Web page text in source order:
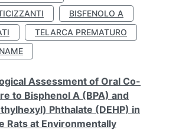
BISFENOLO A
TELARCA PREMATURO
Assessment of Oral Co-
to Bisphenol A (BPA) and
Phthalate (DEHP) in
Rats at Environmentally